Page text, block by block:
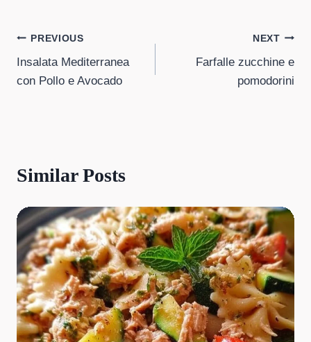
Post
navigation
PREVIOUS
Insalata Mediterranea
con Pollo e Avocado
NEXT
Farfalle zucchine e
pomodorini
Similar Posts